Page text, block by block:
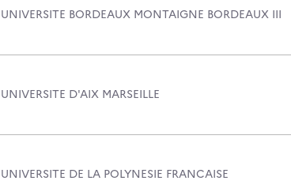
UNIVERSITE BORDEAUX MONTAIGNE BORDEAUX III
UNIVERSITE D'AIX MARSEILLE
UNIVERSITE DE LA POLYNESIE FRANCAISE